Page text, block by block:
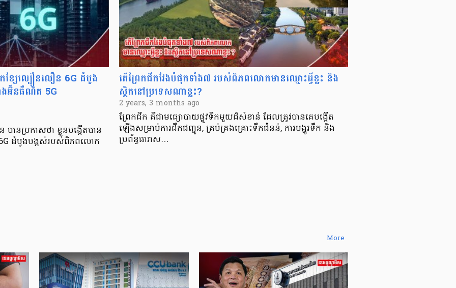
សែល្បឿនលឿន 6G ដំបូង
ងអ៊ីនធឺណិត 5G
ានប្រកាសថា ខ្លួនបង្កើតបាន
ដំបូងបង្អស់របស់ពិភពលោក
តើព្រែកជីកវែងបំផុតទាំង៧ របស់ពិភពលោកមានឈ្មោះអ្វីខ្លះ និង
ស្ថិតនៅប្រទេសណាខ្លះ?
2 years, 3 months ago
ព្រែកជីក គឺជាមធ្យោបាយផ្លូវទឹកមួយដ៏សំខាន់ ដែលត្រូវបានគេបង្កើត
ឡើងសម្រាប់ការដឹកជញ្ជូន, គ្រប់គ្រងគ្រោះទឹកជំនន់, ការបង្ហូរទឹក និង
ប្រព័ន្ធធារាស…
More